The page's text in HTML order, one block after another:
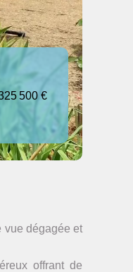
500 €
vue dégagée et
offrant de